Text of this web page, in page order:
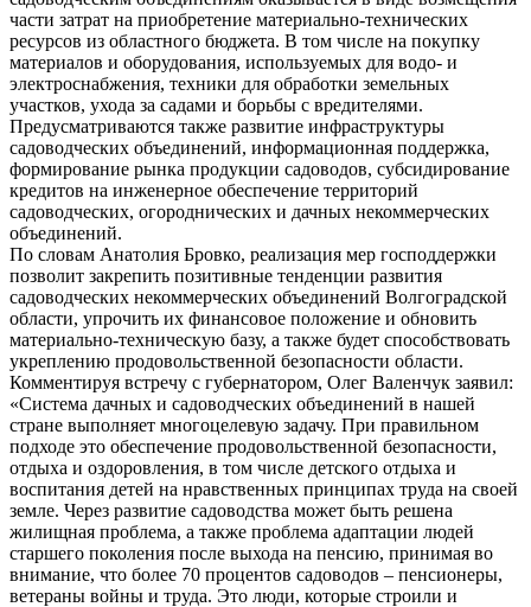
части затрат на приобретение материально-технических
ресурсов из областного бюджета. В том числе на покупку
материалов и оборудования, используемых для водо- и
электроснабжения, техники для обработки земельных
участков, ухода за садами и борьбы с вредителями.
Предусматриваются также развитие инфраструктуры
садоводческих объединений, информационная поддержка,
формирование рынка продукции садоводов, субсидирование
кредитов на инженерное обеспечение территорий
садоводческих, огороднических и дачных некоммерческих
объединений.
По словам Анатолия Бровко, реализация мер господдержки
позволит закрепить позитивные тенденции развития
садоводческих некоммерческих объединений Волгоградской
области, упрочить их финансовое положение и обновить
материально-техническую базу, а также будет способствовать
укреплению продовольственной безопасности области.
Комментируя встречу с губернатором, Олег Валенчук заявил:
«Система дачных и садоводческих объединений в нашей
стране выполняет многоцелевую задачу. При правильном
подходе это обеспечение продовольственной безопасности,
отдыха и оздоровления, в том числе детского отдыха и
воспитания детей на нравственных принципах труда на своей
земле. Через развитие садоводства может быть решена
жилищная проблема, а также проблема адаптации людей
старшего поколения после выхода на пенсию, принимая во
внимание, что более 70 процентов садоводов – пенсионеры,
ветераны войны и труда. Это люди, которые строили и